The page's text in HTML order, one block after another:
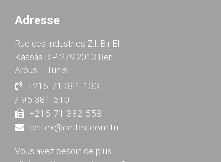
Adresse
Rue des industries Z.I. Bir El
Kassâa B.P. 279 2013 Ben
Arous – Tunis
+216 71 381 133
/ 95 381 510
+216 71 382 558
cettex@cettex.com.tn
Vous avez besoin de plus